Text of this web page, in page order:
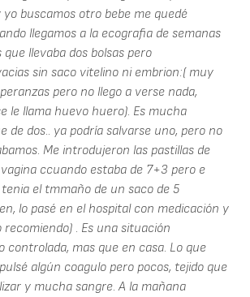
yo buscamos otro bebe me quedé
llegamos a la ecografia de semanas
llevaba dos bolsas pero
sin saco vitelino ni embrion:( muy
pero no llego a verse nada,
le llama huevo huero). Es mucha
de dos.. ya podría salvarse uno, pero no
Me introdujeron las pastillas de
ccuando estaba de 7+3 pero e
el tmmaño de un saco de 5
lo pasé en el hospital con medicación y
. Es una situación
controlada, mas que en casa. Lo que
algún coagulo pero pocos, tejido que
y mucha sangre. A la mañana